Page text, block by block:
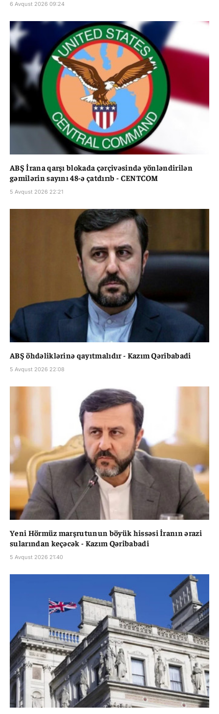
6 Avqust 2026 09:24
ABŞ İrana qarşı blokada çərçivəsində yönləndirilən
gəmilərin sayını 48-ə çatdırıb - CENTCOM
5 Avqust 2026 22:21
ABŞ öhdəliklərinə qayıtmalıdır - Kazım Qəribabadi
5 Avqust 2026 22:08
Yeni Hörmüz marşrutunun böyük hissəsi İranın ərazi
sularından keçəcək - Kazım Qəribabadi
5 Avqust 2026 21:40